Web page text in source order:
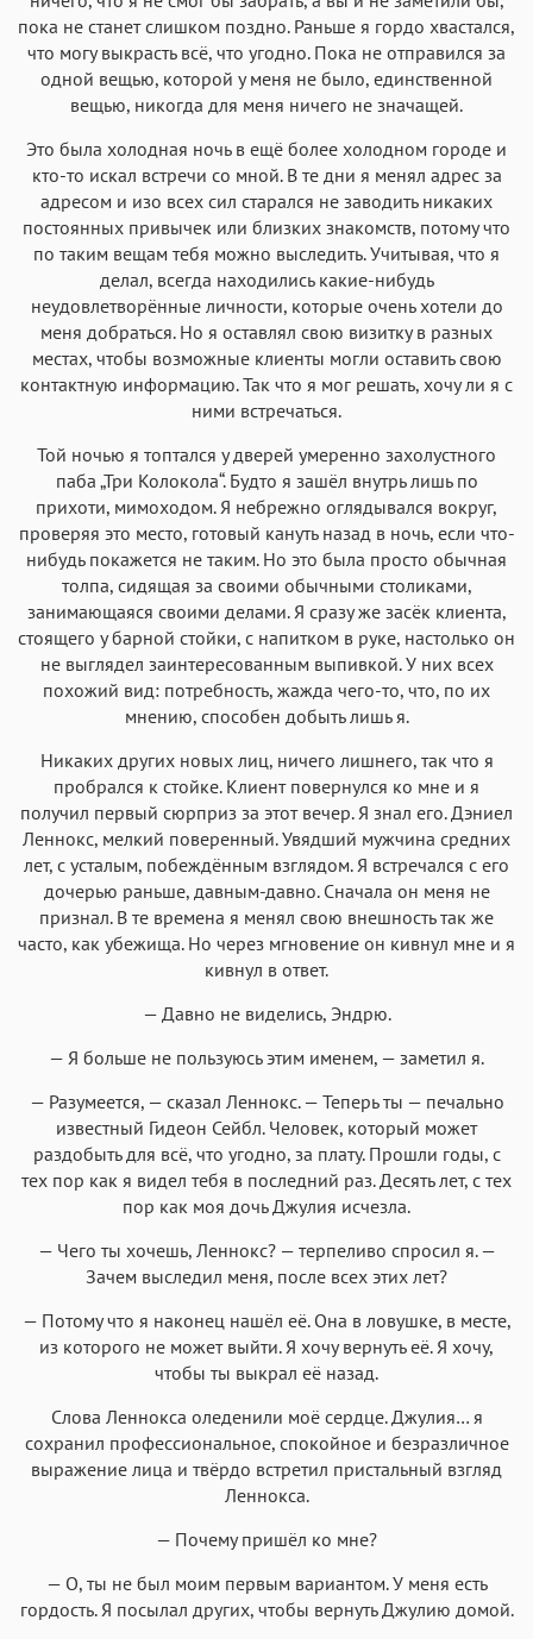
пока не станет слишком поздно. Раньше я гордо хвастался,
что могу выкрасть всё, что угодно. Пока не отправился за
одной вещью, которой у меня не было, единственной
вещью, никогда для меня ничего не значащей.
Это была холодная ночь в ещё более холодном городе и
кто-то искал встречи со мной. В те дни я менял адрес за
адресом и изо всех сил старался не заводить никаких
постоянных привычек или близких знакомств, потому что
по таким вещам тебя можно выследить. Учитывая, что я
делал, всегда находились какие-нибудь
неудовлетворённые личности, которые очень хотели до
меня добраться. Но я оставлял свою визитку в разных
местах, чтобы возможные клиенты могли оставить свою
контактную информацию. Так что я мог решать, хочу ли я с
ними встречаться.
Той ночью я топтался у дверей умеренно захолустного
паба „Три Колокола“. Будто я зашёл внутрь лишь по
прихоти, мимоходом. Я небрежно оглядывался вокруг,
проверяя это место, готовый кануть назад в ночь, если что-
нибудь покажется не таким. Но это была просто обычная
толпа, сидящая за своими обычными столиками,
занимающаяся своими делами. Я сразу же засёк клиента,
стоящего у барной стойки, с напитком в руке, настолько он
не выглядел заинтересованным выпивкой. У них всех
похожий вид: потребность, жажда чего-то, что, по их
мнению, способен добыть лишь я.
Никаких других новых лиц, ничего лишнего, так что я
пробрался к стойке. Клиент повернулся ко мне и я
получил первый сюрприз за этот вечер. Я знал его. Дэниел
Леннокс, мелкий поверенный. Увядший мужчина средних
лет, с усталым, побеждённым взглядом. Я встречался с его
дочерью раньше, давным-давно. Сначала он меня не
признал. В те времена я менял свою внешность так же
часто, как убежища. Но через мгновение он кивнул мне и я
кивнул в ответ.
— Давно не виделись, Эндрю.
— Я больше не пользуюсь этим именем, — заметил я.
— Разумеется, — сказал Леннокс. — Теперь ты — печально
известный Гидеон Сейбл. Человек, который может
раздобыть для всё, что угодно, за плату. Прошли годы, с
тех пор как я видел тебя в последний раз. Десять лет, с тех
пор как моя дочь Джулия исчезла.
— Чего ты хочешь, Леннокс? — терпеливо спросил я. —
Зачем выследил меня, после всех этих лет?
— Потому что я наконец нашёл её. Она в ловушке, в месте,
из которого не может выйти. Я хочу вернуть её. Я хочу,
чтобы ты выкрал её назад.
Слова Леннокса оледенили моё сердце. Джулия… я
сохранил профессиональное, спокойное и безразличное
выражение лица и твёрдо встретил пристальный взгляд
Леннокса.
— Почему пришёл ко мне?
— О, ты не был моим первым вариантом. У меня есть
гордость. Я посылал других, чтобы вернуть Джулию домой.